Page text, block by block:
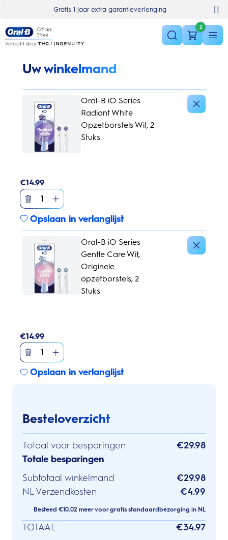
Gratis 1 jaar extra garantieverlenging
2
Uw winkelmand
Oral-B iO Series
Radiant White
Opzetborstels Wit, 2
Stuks
€14.99
1
Opslaan in verlanglijst
Oral-B iO Series
Gentle Care Wit,
Originele
opzetborstels, 2
Stuks
€14.99
1
Opslaan in verlanglijst
Besteloverzicht
Totaal voor besparingen
€29.98
Totale besparingen
Subtotaal winkelmand
€29.98
NL Verzendkosten
€4.99
Besteed €10.02 meer voor gratis standaardbezorging in NL
TOTAAL
€34.97